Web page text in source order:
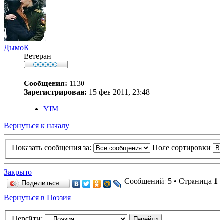
ДымоК
Ветеран
Сообщения: 1130
Зарегистрирован: 15 фев 2011, 23:48
YIM
Вернуться к началу
Показать сообщения за: Поле сортировки
Закрыто
Поделиться… Сообщений: 5 • Страница 1
Вернуться в Поэзия